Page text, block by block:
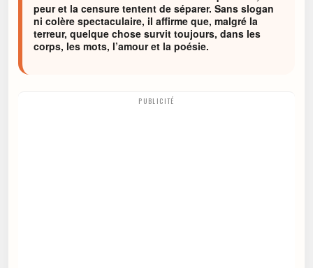
peur et la censure tentent de séparer. Sans slogan
ni colère spectaculaire, il affirme que, malgré la
terreur, quelque chose survit toujours, dans les
corps, les mots, l’amour et la poésie.
PUBLICITÉ